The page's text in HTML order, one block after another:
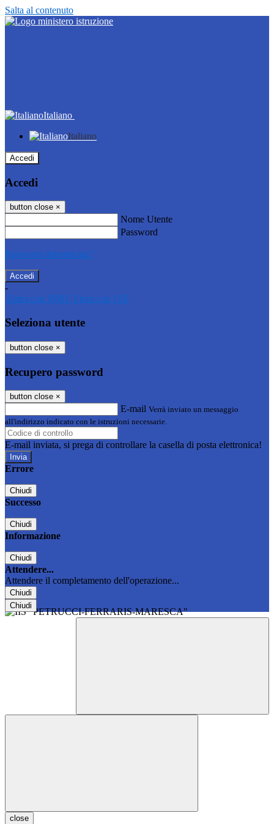
Salta al contenuto
Italiano
Italiano
Accedi
Accedi
button close ×
Nome Utente
Password
Password dimenticata?
-
Entra con SPID Entra con CIE
Seleziona utente
button close ×
Recupero password
button close ×
E-mail Verrà inviato un messaggio
all'indirizzo indicato con le istruzioni necessarie.
E-mail inviata, si prega di controllare la casella di posta elettronica!
Errore
Chiudi
Successo
Chiudi
Informazione
Chiudi
Attendere...
Attendere il completamento dell'operazione...
Chiudi
Chiudi
close